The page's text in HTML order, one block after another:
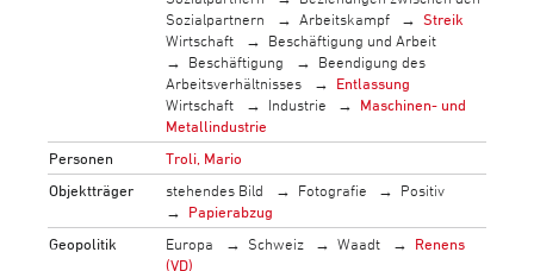
Sozialpartnern
Arbeitskampf
Streik
Wirtschaft
Beschäftigung und Arbeit
Beschäftigung
Beendigung des
Arbeitsverhältnisses
Entlassung
Wirtschaft
Industrie
Maschinen- und
Metallindustrie
Personen
Troli, Mario
Objektträger
stehendes Bild Fotografie
Positiv
Papierabzug
Geopolitik
Europa Schweiz Waadt
Renens
(VD)